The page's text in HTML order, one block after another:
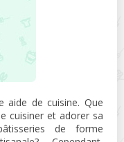
aide de cuisine. Que
cuisiner et adorer sa
de forme